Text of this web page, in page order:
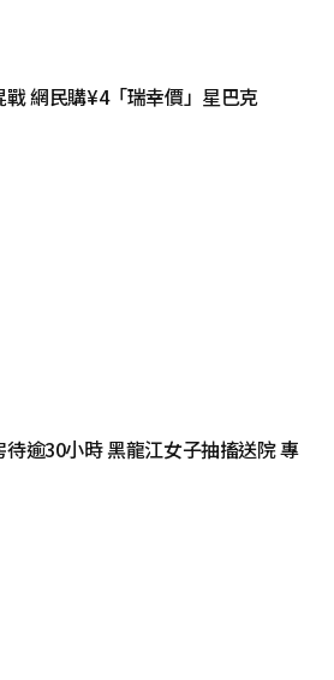
網民購¥4「瑞幸價」星巴克
逾30小時 黑龍江女子抽搐送院 專